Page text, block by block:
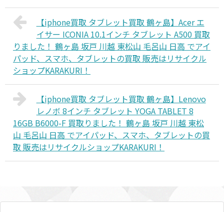
【iphone買取 タブレット買取 鶴ヶ島】Acer エ
イサー ICONIA 10.1インチ タブレット A500 買取
りました！ 鶴ヶ島 坂戸 川越 東松山 毛呂山 日高 でアイ
パッド、スマホ、タブレットの買取 販売はリサイクル
ショップKARAKURI！
【iphone買取 タブレット買取 鶴ヶ島】Lenovo
レノボ 8インチ タブレット YOGA TABLET 8
16GB B6000-F 買取りました！ 鶴ヶ島 坂戸 川越 東松
山 毛呂山 日高 でアイパッド、スマホ、タブレットの買
取 販売はリサイクルショップKARAKURI！